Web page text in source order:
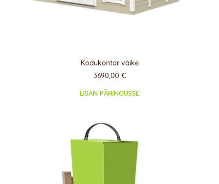
Kodukontor väike
3690,00 €
LISAN PÄRINGUSSE